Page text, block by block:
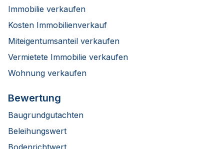
Immobilie verkaufen
Kosten Immobilienverkauf
Miteigentumsanteil verkaufen
Vermietete Immobilie verkaufen
Wohnung verkaufen
Bewertung
Baugrundgutachten
Beleihungswert